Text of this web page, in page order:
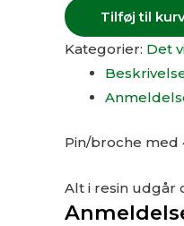
Tilføj til
Kategorier: Det
Pin/broche med
Alt i resin udgår